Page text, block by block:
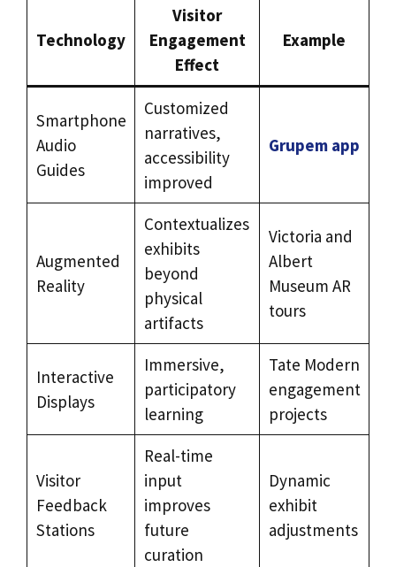
Technology
Visitor
Engagement
Effect
Example
Smartphone
Audio
Guides
Customized
narratives,
accessibility
improved
Grupem app
Augmented
Reality
Contextualizes
exhibits
beyond
physical
artifacts
Victoria and
Albert
Museum AR
tours
Interactive
Displays
Immersive,
participatory
learning
Tate Modern
engagement
projects
Visitor
Feedback
Stations
Real-time
input
improves
future
curation
Dynamic
exhibit
adjustments